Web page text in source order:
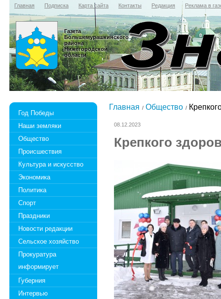
Главная Подписка Карта сайта Контакты Редакция Реклама в
Газета
Большемурашкинского
района
Нижегородской
области
Год Победы
Наши земляки
Общество
Происшествия
Культура и искусство
Экономика
Политика
Спорт
Праздники
Новости редакции
Сельское хозяйство
Прокуратура
информирует
Губерния
Интервью
Главная Общество
08.12.2023
Крепкого